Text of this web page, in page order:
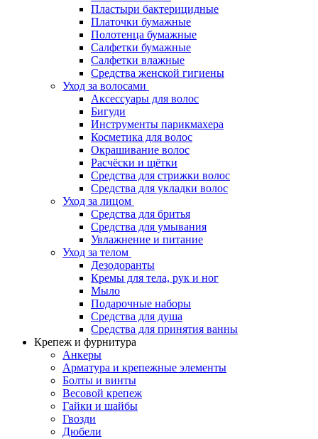
Пластыри бактерицидные
Платочки бумажные
Полотенца бумажные
Салфетки бумажные
Салфетки влажные
Средства женской гигиены
Уход за волосами
Аксессуары для волос
Бигуди
Инструменты парикмахера
Косметика для волос
Окрашивание волос
Расчёски и щётки
Средства для стрижки волос
Средства для укладки волос
Уход за лицом
Средства для бритья
Средства для умывания
Увлажнение и питание
Уход за телом
Дезодоранты
Кремы для тела, рук и ног
Мыло
Подарочные наборы
Средства для душа
Средства для принятия ванны
Крепеж и фурнитура
Анкеры
Арматура и крепежные элементы
Болты и винты
Весовой крепеж
Гайки и шайбы
Гвозди
Дюбели